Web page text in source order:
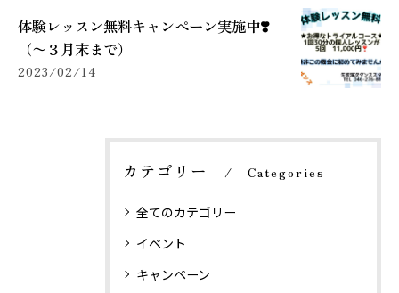
体験レッスン無料キャンペーン実施中❣️
（〜３月末まで）
2023/02/14
カテゴリー Categories
全てのカテゴリー
イベント
キャンペーン